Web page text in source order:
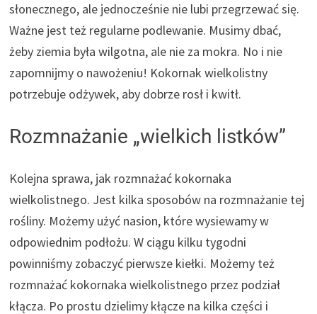
słonecznego, ale jednocześnie nie lubi przegrzewać się.
Ważne jest też regularne podlewanie. Musimy dbać,
żeby ziemia była wilgotna, ale nie za mokra. No i nie
zapomnijmy o nawożeniu! Kokornak wielkolistny
potrzebuje odżywek, aby dobrze rosł i kwitł.
Rozmnażanie „wielkich listków”
Kolejna sprawa, jak rozmnażać kokornaka
wielkolistnego. Jest kilka sposobów na rozmnażanie tej
rośliny. Możemy użyć nasion, które wysiewamy w
odpowiednim podłożu. W ciągu kilku tygodni
powinniśmy zobaczyć pierwsze kiełki. Możemy też
rozmnażać kokornaka wielkolistnego przez podział
kłącza. Po prostu dzielimy kłącze na kilka części i